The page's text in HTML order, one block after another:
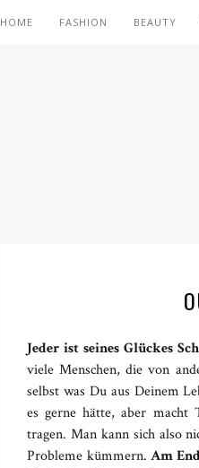
HOME FASHION BEAUTY
Jeder ist seines Glückes
viele Menschen, die von
selbst was Du aus Deinem
es gerne hätte, aber macht
tragen. Man kann sich also
Probleme kümmern. Am